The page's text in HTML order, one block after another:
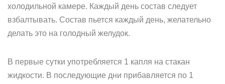
холодильной камере. Каждый день состав следует
взбалтывать. Состав пьется каждый день, желательно
делать это на голодный желудок.
В первые сутки употребляется 1 капля на стакан
жидкости. В последующие дни прибавляется по 1